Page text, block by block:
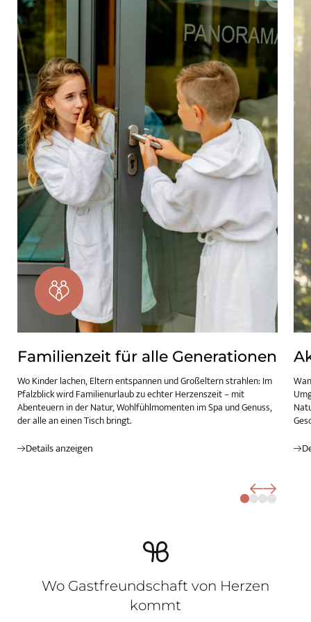
Familienzeit für alle Generationen
Wo Kinder lachen, Eltern entspannen und Großeltern strahlen: Im
Pfalzblick wird Familienurlaub zu echter Herzenszeit – mit
Abenteuern in der Natur, Wohlfühlmomenten im Spa und Genuss,
der alle an einen Tisch bringt.
Details anzeigen
Wo Gastfreundschaft von Herzen
kommt